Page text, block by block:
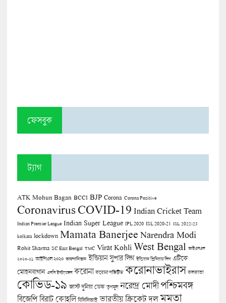
ফেসবুক
ট্যাগ
ATK Mohun Bagan BCCI BJP Corona Corona Positive
CoronavirusCOVID-19 Indian Cricket Team
Indian Premier League Indian Super League IPL 2020 ISL 2020-21 ISL 2022-23
kolkata lockdown Mamata Banerjee Narendra Modi
Rohit Sharma SC East Bengal TMC Virat Kohli West Bengal আইএসএল
২০২০-২১ আইপিএল ২০২০ আফগানিস্তান ইন্ডিয়ান সুপার লিগ ইন্ডিয়ান প্রিমিয়ার লিগ এটিকে
মোহনবাগান এসসি ইস্টবেঙ্গল করোনা করোনা পজিটিভ করোনাভাইরাস কলকাতা
কোভিড-১৯ জাস্ট দুনিয়া ডেস্ক তৃণমূল নরেন্দ্র মোদী পশ্চিমবঙ্গ
বিজেপি বিরাট কোহলি বিসিসিআই ভারতীয় ক্রিকেট দল মমতা